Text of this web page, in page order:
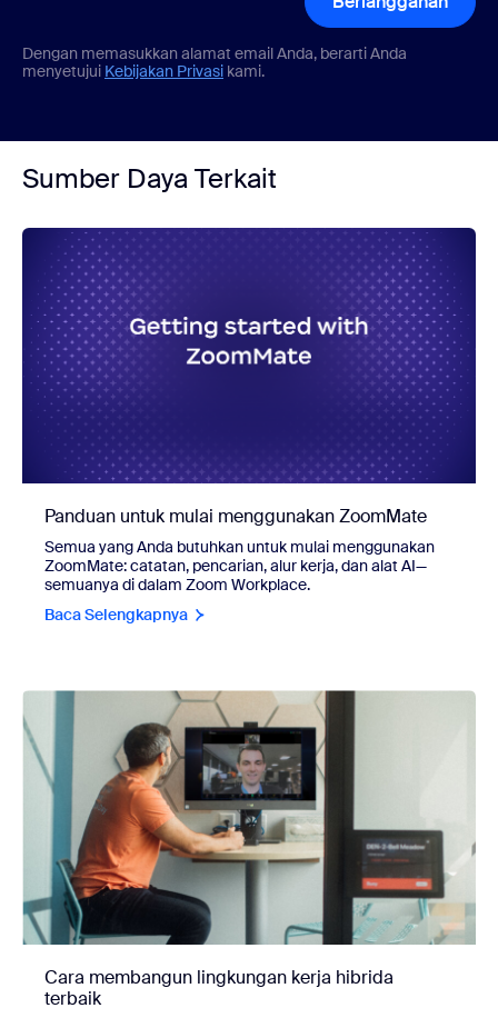
Dengan memasukkan alamat email Anda, berarti Anda
menyetujui Kebijakan Privasi kami.
Sumber Daya Terkait
Panduan untuk mulai menggunakan ZoomMate
Semua yang Anda butuhkan untuk mulai menggunakan
ZoomMate: catatan, pencarian, alur kerja, dan alat AI—
semuanya di dalam Zoom Workplace.
Baca Selengkapnya
Cara membangun lingkungan kerja hibrida
terbaik